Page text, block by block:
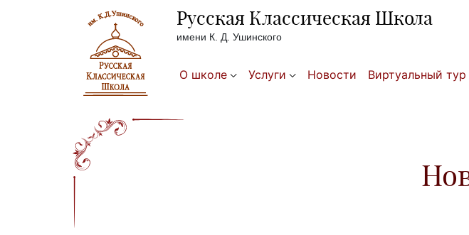
Русская Классическая Школа
имени К. Д. Ушинского
О школе Услуги Новости Виртуальный тур